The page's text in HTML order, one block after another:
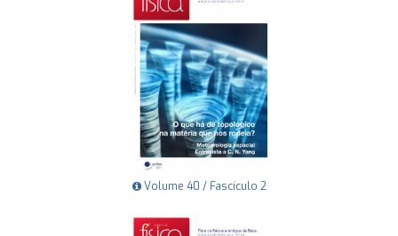
Volume 40 / Fascículo 2